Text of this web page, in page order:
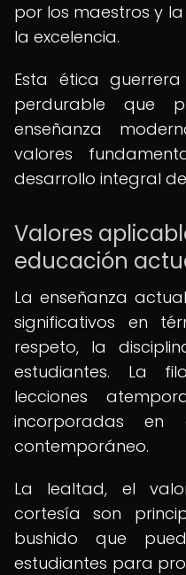
por los maestros y
la excelencia.
Esta ética
perdurable que
enseñanza
valores
desarrollo integral
Valores
educación
La enseñanza
significativos en
respeto, la
estudiantes. La
lecciones
incorporadas en
contemporáneo.
La lealtad, el
cortesía son
bushido que
estudiantes para